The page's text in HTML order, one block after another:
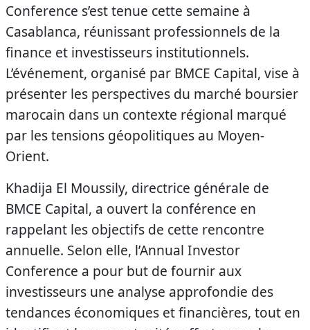
Conference s’est tenue cette semaine à
Casablanca, réunissant professionnels de la
finance et investisseurs institutionnels.
L’événement, organisé par BMCE Capital, vise à
présenter les perspectives du marché boursier
marocain dans un contexte régional marqué
par les tensions géopolitiques au Moyen-
Orient.
Khadija El Moussily, directrice générale de
BMCE Capital, a ouvert la conférence en
rappelant les objectifs de cette rencontre
annuelle. Selon elle, l’Annual Investor
Conference a pour but de fournir aux
investisseurs une analyse approfondie des
tendances économiques et financières, tout en